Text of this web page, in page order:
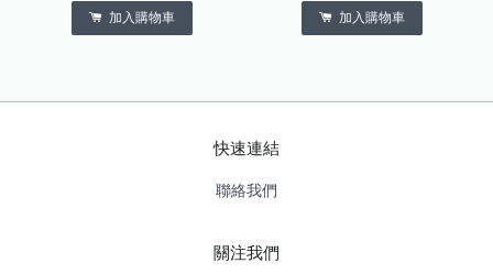
加入購物車 加入購物車
快速連結
聯絡我們
關注我們